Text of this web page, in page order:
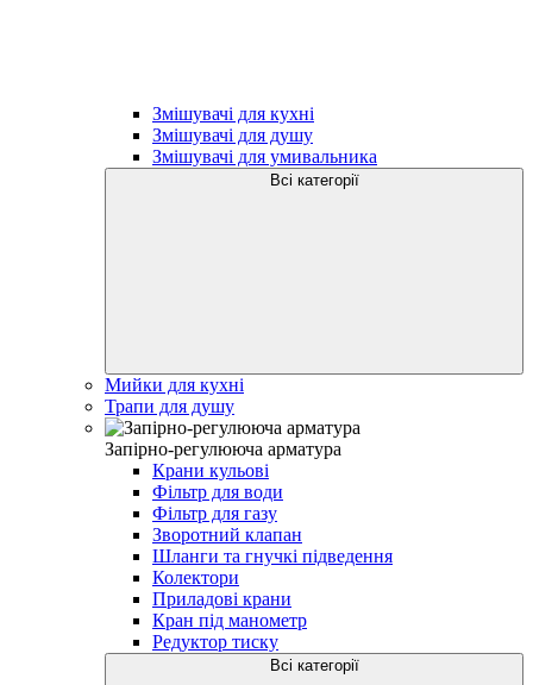
Змішувачі для кухні
Змішувачі для душу
Змішувачі для умивальника
Всі категорії
Мийки для кухні
Трапи для душу
Запірно-регулююча арматура
Крани кульові
Фільтр для води
Фільтр для газу
Зворотний клапан
Шланги та гнучкі підведення
Колектори
Приладові крани
Кран під манометр
Редуктор тиску
Всі категорії